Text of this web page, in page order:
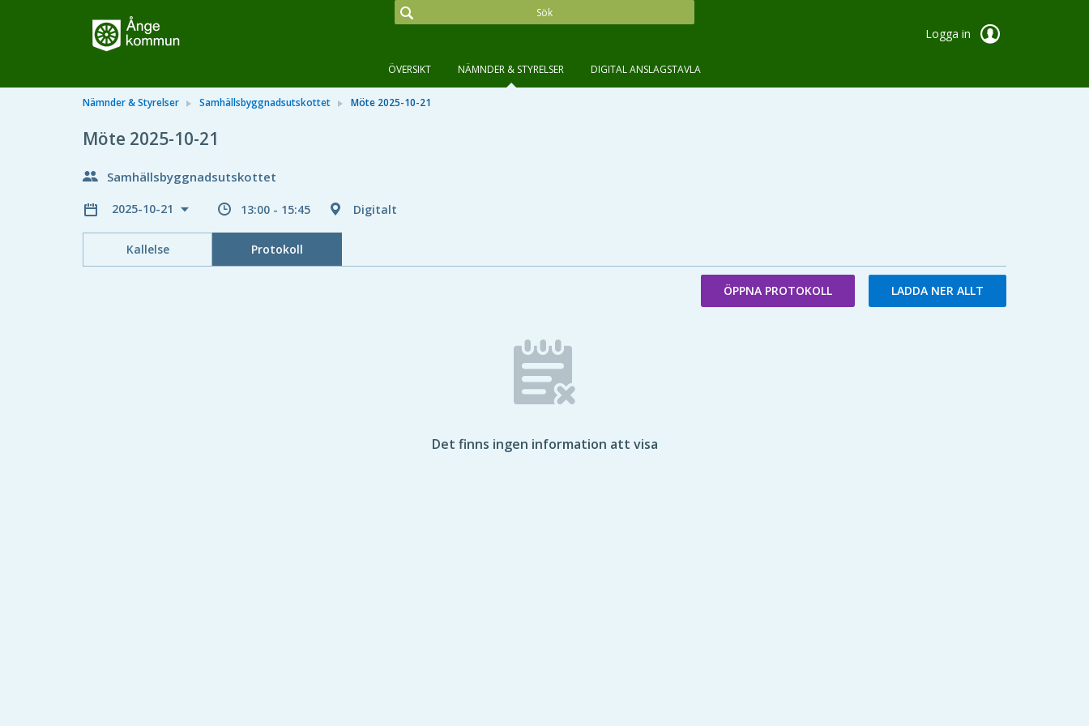
Logga in
ÖVERSIKT NÄMNDER & STYRELSER DIGITAL ANSLAGSTAVLA
Nämnder & Styrelser Samhällsbyggnadsutskottet Möte 2025-10-21
Möte 2025-10-21
Samhällsbyggnadsutskottet
2025-10-21 13:00 - 15:45 Digitalt
Kallelse Protokoll
ÖPPNA PROTOKOLL LADDA NER ALLT
Det finns ingen information att visa